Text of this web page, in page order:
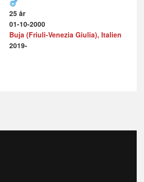
25 år
01-10-2000
Buja (Friuli-Venezia Giulia), Italien
2019-